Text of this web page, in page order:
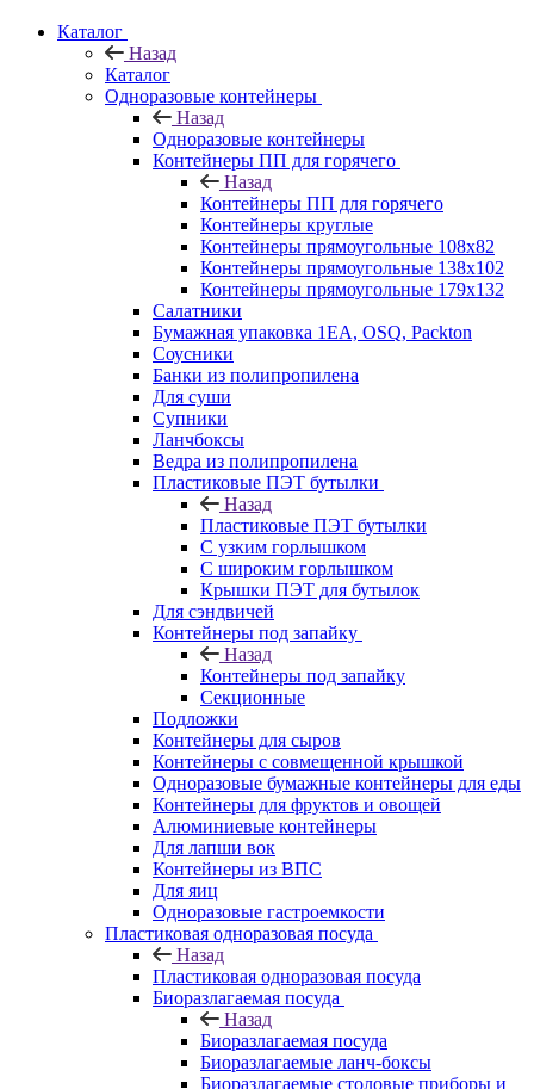
Каталог
Назад
Каталог
Одноразовые контейнеры
Назад
Одноразовые контейнеры
Контейнеры ПП для горячего
Назад
Контейнеры ПП для горячего
Контейнеры круглые
Контейнеры прямоугольные 108х82
Контейнеры прямоугольные 138х102
Контейнеры прямоугольные 179х132
Салатники
Бумажная упаковка 1ЕА, OSQ, Packton
Соусники
Банки из полипропилена
Для суши
Супники
Ланчбоксы
Ведра из полипропилена
Пластиковые ПЭТ бутылки
Назад
Пластиковые ПЭТ бутылки
С узким горлышком
С широким горлышком
Крышки ПЭТ для бутылок
Для сэндвичей
Контейнеры под запайку
Назад
Контейнеры под запайку
Секционные
Подложки
Контейнеры для сыров
Контейнеры с совмещенной крышкой
Одноразовые бумажные контейнеры для еды
Контейнеры для фруктов и овощей
Алюминиевые контейнеры
Для лапши вок
Контейнеры из ВПС
Для яиц
Одноразовые гастроемкости
Пластиковая одноразовая посуда
Назад
Пластиковая одноразовая посуда
Биоразлагаемая посуда
Назад
Биоразлагаемая посуда
Биоразлагаемые ланч-боксы
Биоразлагаемые столовые приборы и